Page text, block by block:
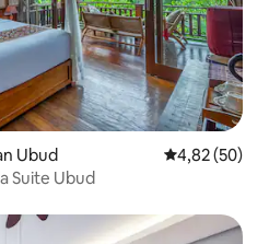
Ubud
4,82 (50)
Suite Ubud